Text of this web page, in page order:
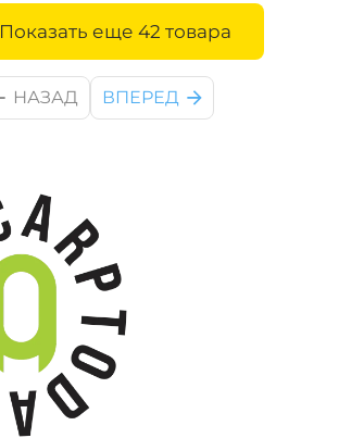
Показать еще 42 товара
НАЗАД ВПЕРЕД